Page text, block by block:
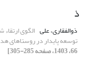
ذ
ذوالفقاری، علی الگوی
توسعه پایدار در روستاهای
66، 1403، صفحه 285-305]